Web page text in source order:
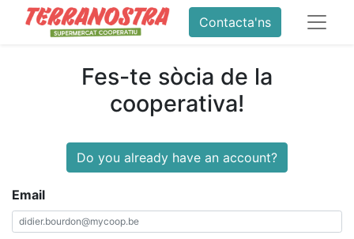
Contacta'ns
Fes-te sòcia de la
cooperativa!
Do you already have an account?
Email